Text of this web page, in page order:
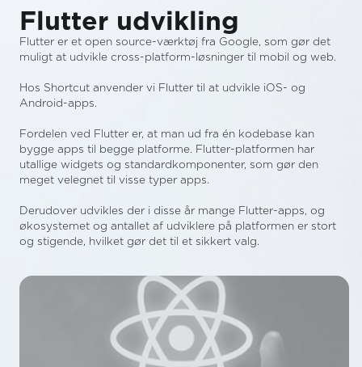
Flutter udvikling
Flutter er et open source-værktøj fra Google, som gør det
muligt at udvikle cross-platform-løsninger til mobil og web.
Hos Shortcut anvender vi Flutter til at udvikle iOS- og
Android-apps.
Fordelen ved Flutter er, at man ud fra én kodebase kan
bygge apps til begge platforme. Flutter-platformen har
utallige widgets og standardkomponenter, som gør den
meget velegnet til visse typer apps.
Derudover udvikles der i disse år mange Flutter-apps, og
økosystemet og antallet af udviklere på platformen er stort
og stigende, hvilket gør det til et sikkert valg.